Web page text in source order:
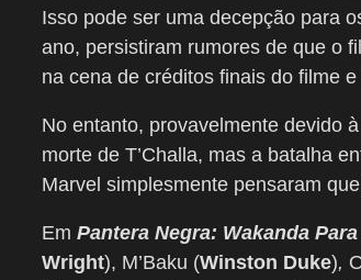
Isso pode ser uma decepção para
ano, persistiram rumores de que o
na cena de créditos finais do filme
No entanto, provavelmente devido
morte de T’Challa, mas a batalha
Marvel simplesmente pensaram
Em Pantera Negra: Wakanda
Wright), M’Baku (Winston Duke),